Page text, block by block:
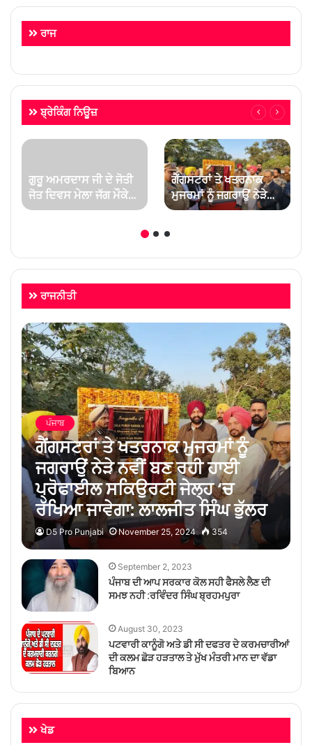
ਰਾਜ
ਬ੍ਰੇਕਿੰਗ ਨਿਊਜ਼
ਗੁਰੂ ਅਮਰਦਾਸ ਜੀ ਦੇ ਜੋਤੀ
ਜੋਤ ਦਿਵਸ ਮੇਲਾ ਜੱਗ ਮੌਕੇ
ਪਹੁੰਚ ਰਹੀਆਂ ਸੰਗਤਾਂ ਨੂੰ ਜੀ
ਗੈਂਗਸਟਰਾਂ ਤੇ ਖਤਰਨਾਕ
ਮੁਜਰਮਾਂ ਨੂੰ ਜਗਰਾਉਂ ਨੇੜੇ
ਨਵੀਂ ਬਣ ਰਹੀ ਹਾਈ
ਲਾਲਜੀਤ ਸਿੰਘ ਭੁੱਲਰ
ਰਾਜਨੀਤੀ
ਪੰਜਾਬ
ਗੈਂਗਸਟਰਾਂ ਤੇ ਖਤਰਨਾਕ ਮੁਜਰਮਾਂ ਨੂੰ
ਜਗਰਾਉਂ ਨੇੜੇ ਨਵੀਂ ਬਣ ਰਹੀ ਹਾਈ
ਪ੍ਰੋਫਾਈਲ ਸਕਿਉਰਟੀ ਜੇਲ੍ਹ ‘ਚ
ਰੱਖਿਆ ਜਾਵੇਗਾ: ਲਾਲਜੀਤ ਸਿੰਘ ਭੁੱਲਰ
D5 Pro Punjabi November 25, 2024 354
September 2, 2023
ਪੰਜਾਬ ਦੀ ਆਪ ਸਰਕਾਰ ਕੋਲ ਸਹੀ ਫੈਸਲੇ ਲੈਣ ਦੀ
ਸਮਝ ਨਹੀ :ਰਵਿੰਦਰ ਸਿੰਘ ਬ੍ਰਹਮਪੁਰਾ
August 30, 2023
ਪਟਵਾਰੀ ਕਾਨੂੰਗੋ ਅਤੇ ਡੀ ਸੀ ਦਫਤਰ ਦੇ ਕਰਮਚਾਰੀਆਂ
ਦੀ ਕਲਮ ਛੋੜ ਹੜਤਾਲ ਤੇ ਮੁੱਖ ਮੰਤਰੀ ਮਾਨ ਦਾ ਵੱਡਾ
ਬਿਆਨ
ਖੇਡ